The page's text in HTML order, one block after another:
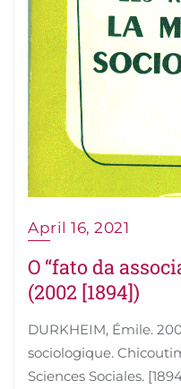
April 16, 2021
O “fato da
(2002 [1894])
DURKHEIM, Émile.
sociologique.
Sciences Sociales.